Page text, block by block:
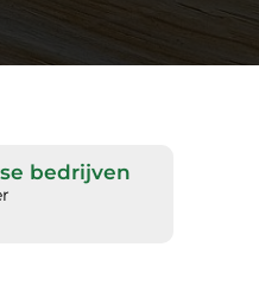
bedrijven